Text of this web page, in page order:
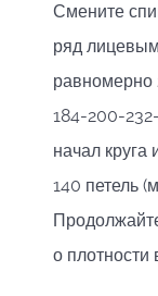
Смените
ряд
равномерно
184-200-
начал
140 петель
о плотности